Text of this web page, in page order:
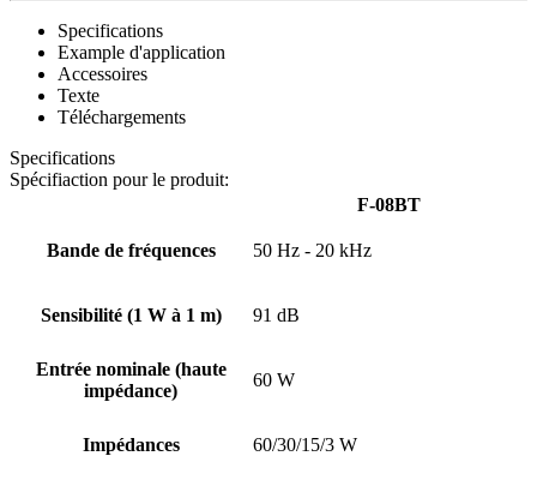
Specifications
Example d'application
Accessoires
Texte
Téléchargements
Specifications
Spécifiaction pour le produit:
F-08BT
Bande de fréquences 50 Hz - 20 kHz
Sensibilité (1 W à 1 m) 91 dB
Entrée nominale (haute
impédance)
60 W
Impédances 60/30/15/3 W